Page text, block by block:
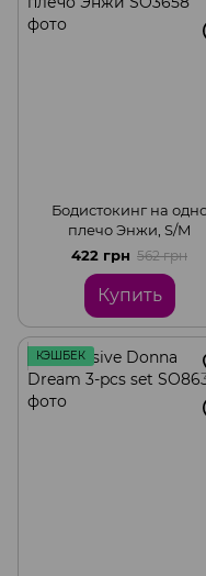
Бодистокинг на
плечо Энжи, S/M
422 грн 562 грн
Купить
КЭШБЕК